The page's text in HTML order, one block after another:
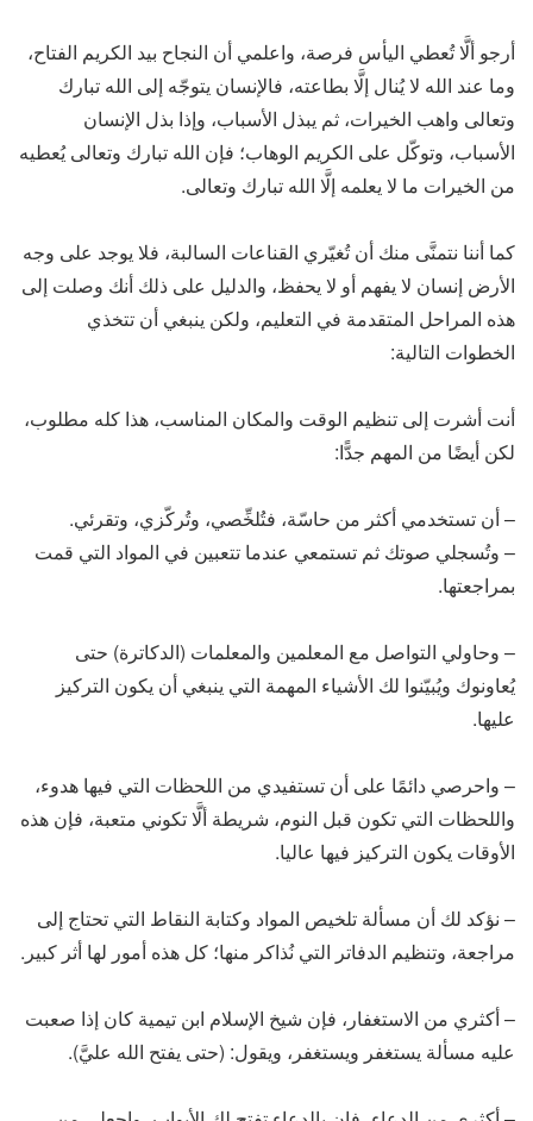
أرجو ألَّا تُعطي اليأس فرصة، واعلمي أن النجاح بيد الكريم الفتاح،
وما عند الله لا يُنال إلَّا بطاعته، فالإنسان يتوجّه إلى الله تبارك
وتعالى واهب الخيرات، ثم يبذل الأسباب، وإذا بذل الإنسان
الأسباب، وتوكّل على الكريم الوهاب؛ فإن الله تبارك وتعالى يُعطيه
من الخيرات ما لا يعلمه إلَّا الله تبارك وتعالى.
كما أننا نتمنَّى منك أن تُغيّري القناعات السالبة، فلا يوجد على وجه
الأرض إنسان لا يفهم أو لا يحفظ، والدليل على ذلك أنك وصلت إلى
هذه المراحل المتقدمة في التعليم، ولكن ينبغي أن تتخذي
الخطوات التالية:
أنت أشرت إلى تنظيم الوقت والمكان المناسب، هذا كله مطلوب،
لكن أيضًا من المهم جدًّا:
– أن تستخدمي أكثر من حاسّة، فتُلخِّصي، وتُركّزي، وتقرئي.
– وتُسجلي صوتك ثم تستمعي عندما تتعبين في المواد التي قمت
بمراجعتها.
– وحاولي التواصل مع المعلمين والمعلمات (الدكاترة) حتى
يُعاونوك ويُبيّنوا لك الأشياء المهمة التي ينبغي أن يكون التركيز
عليها.
– واحرصي دائمًا على أن تستفيدي من اللحظات التي فيها هدوء،
واللحظات التي تكون قبل النوم، شريطة ألَّا تكوني متعبة، فإن هذه
الأوقات يكون التركيز فيها عاليا.
– نؤكد لك أن مسألة تلخيص المواد وكتابة النقاط التي تحتاج إلى
مراجعة، وتنظيم الدفاتر التي نُذاكر منها؛ كل هذه أمور لها أثر كبير.
– أكثري من الاستغفار، فإن شيخ الإسلام ابن تيمية كان إذا صعبت
عليه مسألة يستغفر ويستغفر، ويقول: (حتى يفتح الله عليَّ).